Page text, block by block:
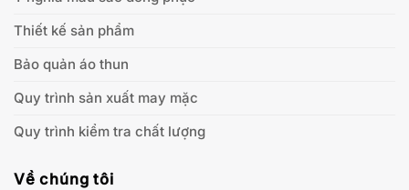
Thiết kế sản phẩm
Bảo quản áo thun
Quy trình sản xuất may mặc
Quy trình kiểm tra chất lượng
Về chúng tôi